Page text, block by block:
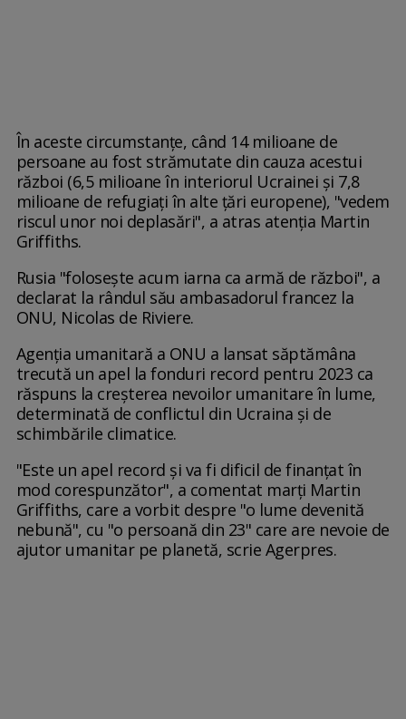
În aceste circumstanţe, când 14 milioane de
persoane au fost strămutate din cauza acestui
război (6,5 milioane în interiorul Ucrainei şi 7,8
milioane de refugiaţi în alte ţări europene), "vedem
riscul unor noi deplasări", a atras atenţia Martin
Griffiths.
Rusia "foloseşte acum iarna ca armă de război", a
declarat la rândul său ambasadorul francez la
ONU, Nicolas de Riviere.
Agenţia umanitară a ONU a lansat săptămâna
trecută un apel la fonduri record pentru 2023 ca
răspuns la creşterea nevoilor umanitare în lume,
determinată de conflictul din Ucraina şi de
schimbările climatice.
"Este un apel record şi va fi dificil de finanţat în
mod corespunzător", a comentat marţi Martin
Griffiths, care a vorbit despre "o lume devenită
nebună", cu "o persoană din 23" care are nevoie de
ajutor umanitar pe planetă, scrie Agerpres.